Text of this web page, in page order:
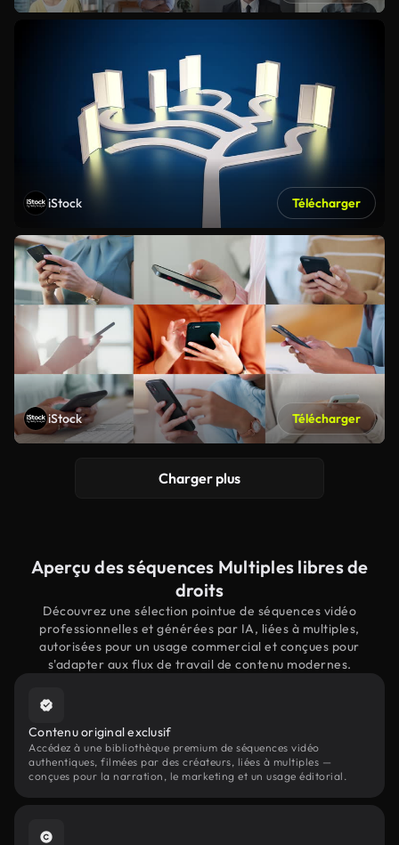
iStock Télécharger
iStock Télécharger
Charger plus
Aperçu des séquences Multiples libres de
droits
Découvrez une sélection pointue de séquences vidéo
professionnelles et générées par IA, liées à multiples,
autorisées pour un usage commercial et conçues pour
s'adapter aux flux de travail de contenu modernes.
Contenu original exclusif
Accédez à une bibliothèque premium de séquences vidéo
authentiques, filmées par des créateurs, liées à multiples —
conçues pour la narration, le marketing et un usage éditorial.